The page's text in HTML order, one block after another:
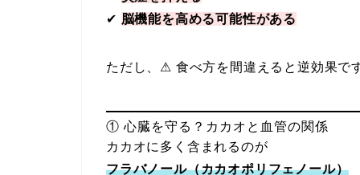
✔ 脳機能を高める可能性がある
ただし、⚠ 食べ方を間違えると逆効果で
① 心臓を守る？カカオと血管の関係
カカオに多く含まれるのが
フラバノール（カカオポリフェノール）